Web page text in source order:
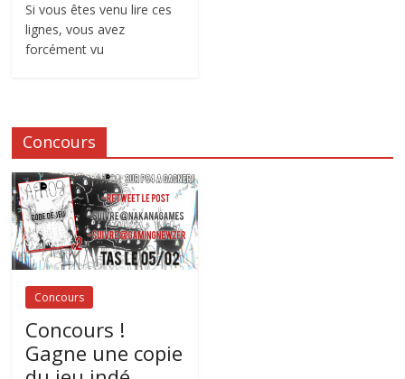
Si vous êtes venu lire ces
lignes, vous avez
forcément vu
Concours
Concours
Concours !
Gagne une copie